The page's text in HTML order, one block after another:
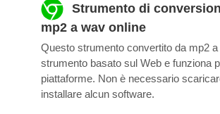
Strumento di
mp2 a wav online
Questo strumento convertito da mp2
strumento basato sul Web e funziona
piattaforme. Non è necessario
installare alcun software.